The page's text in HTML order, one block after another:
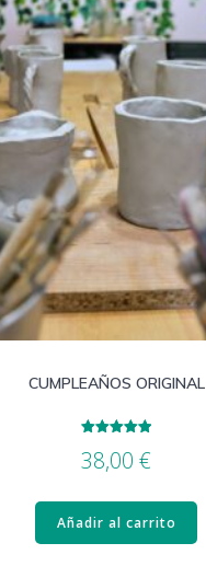
CUMPLEAÑOS ORIGINAL
con
5.00
38,00 €
Añadir al carrito